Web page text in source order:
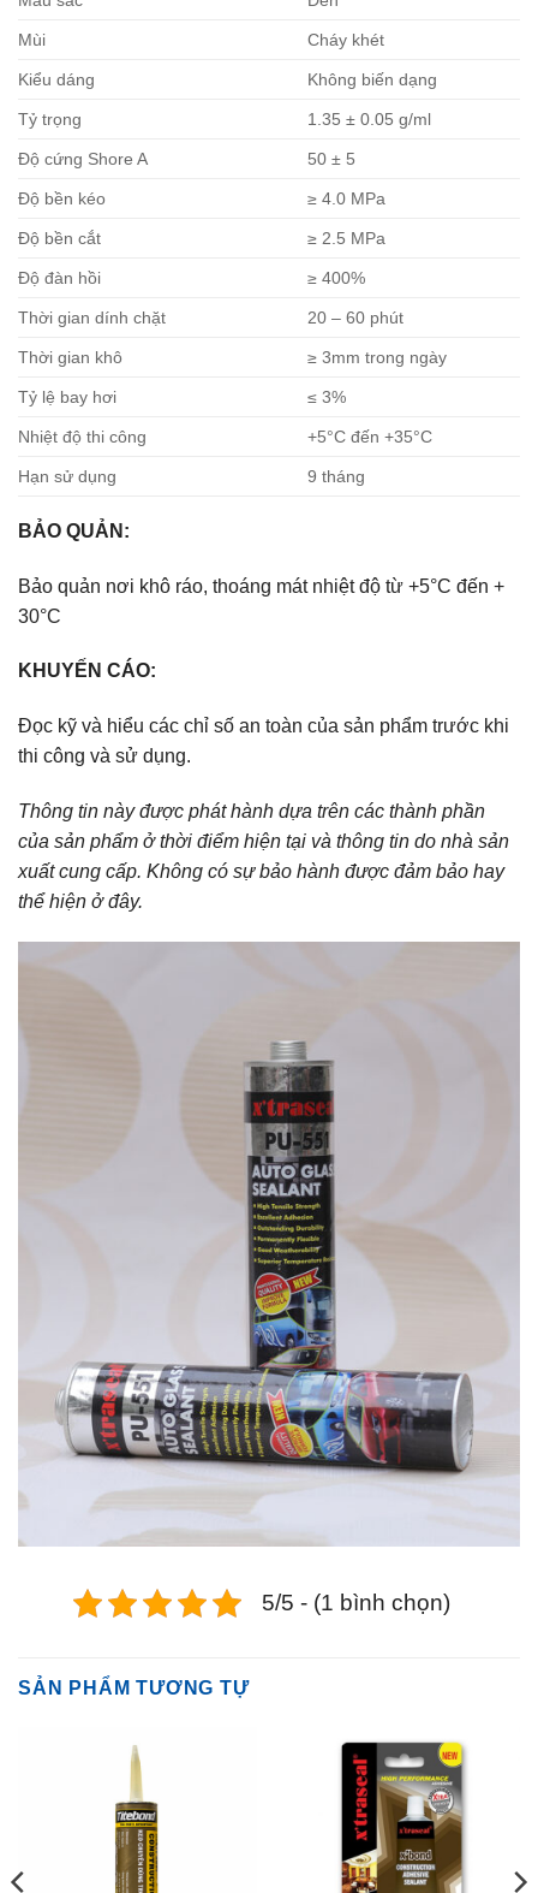
Mùi Cháy khét
Kiểu dáng Không biến dạng
Tỷ trọng 1.35 ± 0.05 g/ml
Độ cứng Shore A 50 ± 5
Độ bền kéo ≥ 4.0 MPa
Độ bền cắt ≥ 2.5 MPa
Độ đàn hồi ≥ 400%
Thời gian dính chặt 20 – 60 phút
Thời gian khô ≥ 3mm trong ngày
Tỷ lệ bay hơi ≤ 3%
Nhiệt độ thi công +5°C đến +35°C
Hạn sử dụng 9 tháng
BẢO QUẢN:
Bảo quản nơi khô ráo, thoáng mát nhiệt độ từ +5°C đến +
30°C
KHUYẾN CÁO:
Đọc kỹ và hiểu các chỉ số an toàn của sản phẩm trước khi
thi công và sử dụng.
Thông tin này được phát hành dựa trên các thành phần
của sản phẩm ở thời điểm hiện tại và thông tin do nhà sản
xuất cung cấp. Không có sự bảo hành được đảm bảo hay
thể hiện ở đây.
5/5 - (1 bình chọn)
SẢN PHẨM TƯƠNG TỰ